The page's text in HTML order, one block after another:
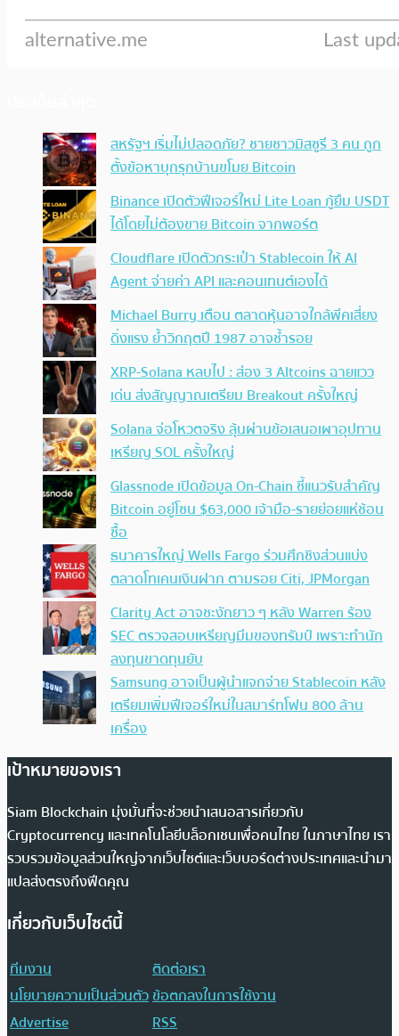
สหรัฐฯ เริ่มไม่ปลอดภัย? ชายชาวมิสซูรี 3 คน ถูก
ตั้งข้อหาบุกรุกบ้านขโมย Bitcoin
Binance เปิดตัวฟีเจอร์ใหม่ Lite Loan กู้ยืม USDT
ได้โดยไม่ต้องขาย Bitcoin จากพอร์ต
Cloudflare เปิดตัวกระเป๋า Stablecoin ให้ AI
Agent จ่ายค่า API และคอนเทนต์เองได้
Michael Burry เตือน ตลาดหุ้นอาจใกล้พีคเสี่ยง
ดิ่งแรง ย้ำวิกฤตปี 1987 อาจซ้ำรอย
XRP-Solana หลบไป : ส่อง 3 Altcoins ฉายแวว
เด่น ส่งสัญญาณเตรียม Breakout ครั้งใหญ่
Solana จ่อโหวตจริง ลุ้นผ่านข้อเสนอเผาอุปทาน
เหรียญ SOL ครั้งใหญ่
Glassnode เปิดข้อมูล On-Chain ชี้แนวรับสำคัญ
Bitcoin อยู่โซน $63,000 เจ้ามือ-รายย่อยแห่ช้อน
ซื้อ
ธนาคารใหญ่ Wells Fargo ร่วมศึกชิงส่วนแบ่ง
ตลาดโทเคนเงินฝาก ตามรอย Citi, JPMorgan
Clarity Act อาจชะงักยาว ๆ หลัง Warren ร้อง
SEC ตรวจสอบเหรียญมีมของทรัมป์ เพราะทำนัก
ลงทุนขาดทุนยับ
Samsung อาจเป็นผู้นำแจกจ่าย Stablecoin หลัง
เตรียมเพิ่มฟีเจอร์ใหม่ในสมาร์ทโฟน 800 ล้าน
เครื่อง
เป้าหมายของเรา
Siam Blockchain มุ่งมั่นที่จะช่วยนำเสนอสารเกี่ยวกับ
Cryptocurrency และเทคโนโลยีบล็อกเชนเพื่อคนไทย ในภาษาไทย เรา
รวบรวมข้อมูลส่วนใหญ่จากเว็บไซต์และเว็บบอร์ดต่างประเทศและนำมา
แปลส่งตรงถึงฟีดคุณ
เกี่ยวกับเว็บไซต์นี้
ทีมงาน
ติดต่อเรา
นโยบายความเป็นส่วนตัวข้อตกลงในการใช้งาน
Advertise
RSS